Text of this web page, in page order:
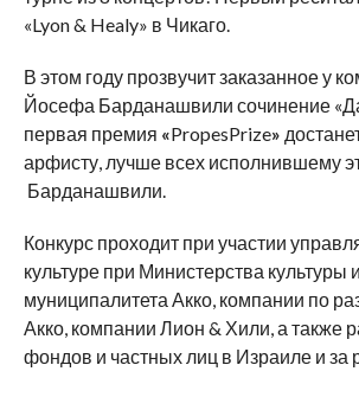
«Lyon & Healy» в Чикаго.
В этом году прозвучит заказанное у
Йосефа Барданашвили сочинение
первая премия «PropesPrize»
арфисту, лучше всех исполнившему
Барданашвили.
Конкурс проходит при участии
культуре при Министерства культуры
муниципалитета Акко, компании по
Акко, компании Лион & Хили, а также
фондов и частных лиц в Израиле и за